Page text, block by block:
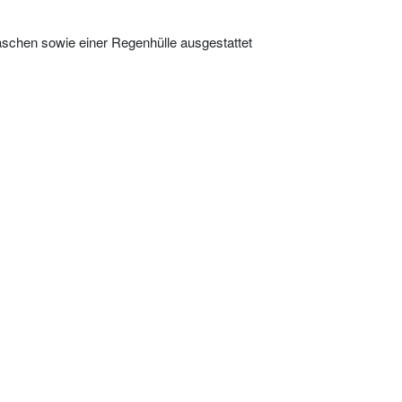
sowie einer Regenhülle ausgestattet